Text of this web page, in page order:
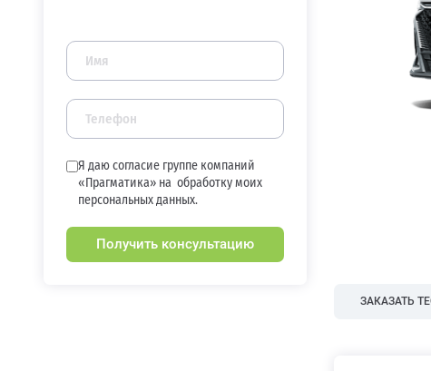
ЗАКАЗАТЬ
Я даю согласие группе компаний
«Прагматика» на обработку моих
персональных данных.
Получить консультацию